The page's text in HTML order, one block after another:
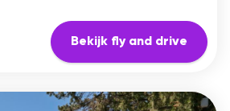
Bekijk fly and drive